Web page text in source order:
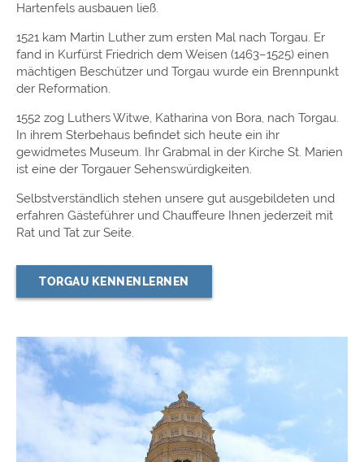
Hartenfels ausbauen ließ.
1521 kam Martin Luther zum ersten Mal nach Torgau. Er
fand in Kurfürst Friedrich dem Weisen (1463–1525) einen
mächtigen Beschützer und Torgau wurde ein Brennpunkt
der Reformation.
1552 zog Luthers Witwe, Katharina von Bora, nach Torgau.
In ihrem Sterbehaus befindet sich heute ein ihr
gewidmetes Museum. Ihr Grabmal in der Kirche St. Marien
ist eine der Torgauer Sehenswürdigkeiten.
Selbstverständlich stehen unsere gut ausgebildeten und
erfahren Gästeführer und Chauffeure Ihnen jederzeit mit
Rat und Tat zur Seite.
TORGAU KENNENLERNEN